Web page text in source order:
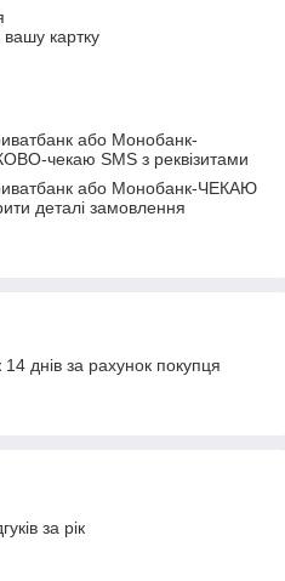
картку
або Монобанк-
чекаю SMS з реквізитами
або Монобанк-ЧЕКАЮ
деталі замовлення
днів за рахунок покупця
за рік